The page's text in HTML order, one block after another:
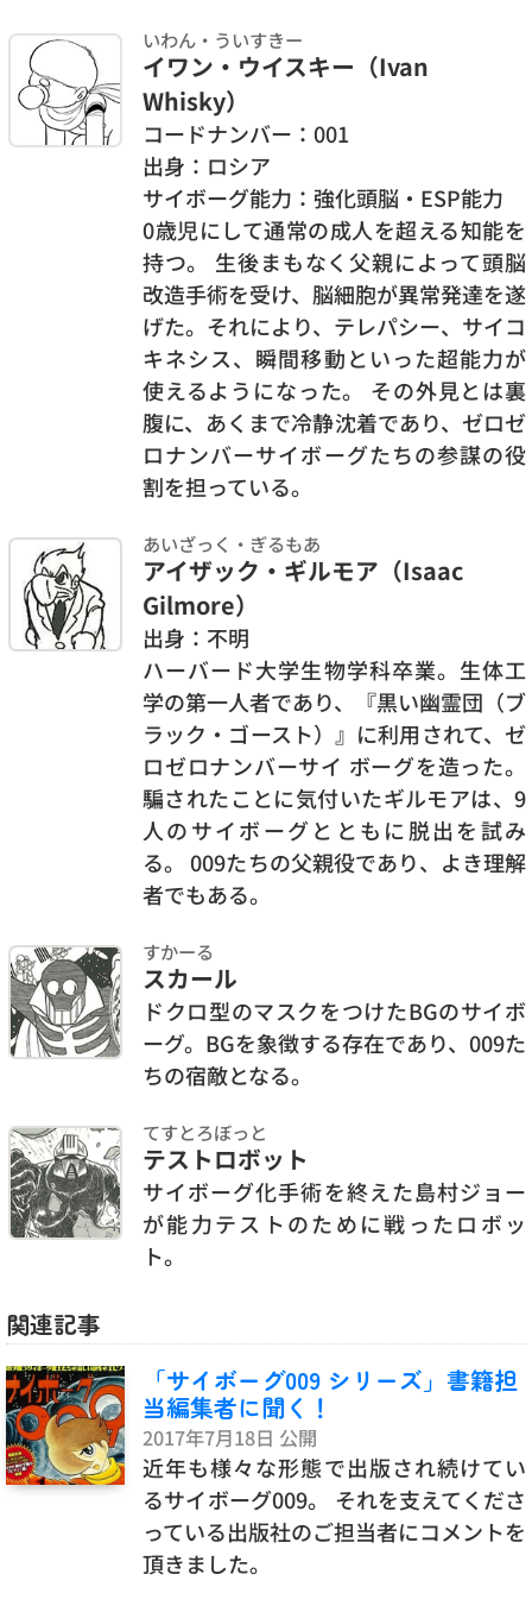
いわん・ういすきー
イワン・ウイスキー（Ivan
Whisky）
コードナンバー：001
出身：ロシア
サイボーグ能力：強化頭脳・ESP能力
0歳児にして通常の成人を超える知能を
持つ。 生後まもなく父親によって頭脳
改造手術を受け、脳細胞が異常発達を遂
げた。それにより、テレパシー、サイコ
キネシス、瞬間移動といった超能力が
使えるようになった。 その外見とは裏
腹に、あくまで冷静沈着であり、ゼロゼ
ロナンバーサイボーグたちの参謀の役
割を担っている。
あいざっく・ぎるもあ
アイザック・ギルモア（Isaac
Gilmore）
出身：不明
ハーバード大学生物学科卒業。生体工
学の第一人者であり、『黒い幽霊団（ブ
ラック・ゴースト）』に利用されて、ゼ
ロゼロナンバーサイ ボーグを造った。
騙されたことに気付いたギルモアは、9
人のサイボーグとともに脱出を試み
る。 009たちの父親役であり、よき理解
者でもある。
すかーる
スカール
ドクロ型のマスクをつけたBGのサイボ
ーグ。BGを象徴する存在であり、009た
ちの宿敵となる。
てすとろぼっと
テストロボット
サイボーグ化手術を終えた島村ジョー
が能力テストのために戦ったロボッ
ト。
関連記事
「サイボーグ009 シリーズ」書籍担
当編集者に聞く！
2017年7月18日 公開
近年も様々な形態で出版され続けてい
るサイボーグ009。 それを支えてくださ
っている出版社のご担当者にコメントを
頂きました。